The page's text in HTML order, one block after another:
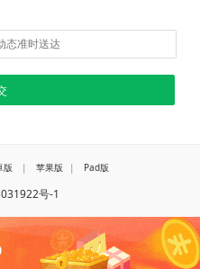
版 | 苹果版 | Pad版
号-1